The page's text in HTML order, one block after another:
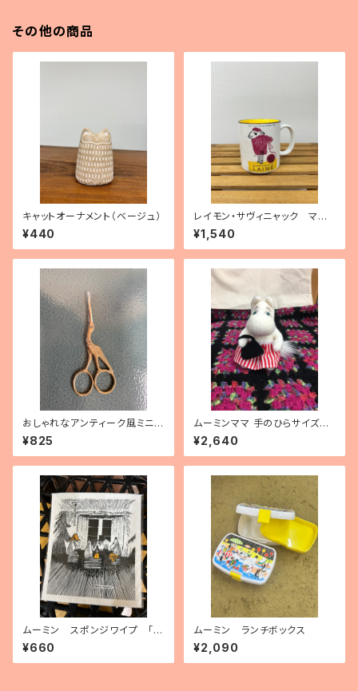
その他の商品
キャットオーナメント（ベージュ）
¥440
レイモン・サヴィニャック マグ
カップ「毛糸の15日間」
¥1,540
おしゃれなアンティーク風ミニシ
ザー トリ
¥825
ムーミンママ 手のひらサイズぬ
いぐるみ
¥2,640
ムーミン スポンジワイプ 「ト
ゥルートゥーイッツオリジン」
¥660
ムーミン ランチボックス
¥2,090